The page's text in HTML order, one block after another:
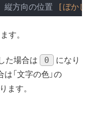
方向の位置 [ぼか
す。
た場合は 0
になり
「文字の色」の
ます。